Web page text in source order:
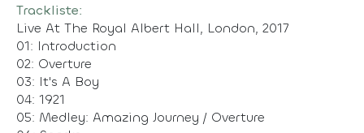
Trackliste:
Live At The Royal Albert Hall, London, 2017
01: Introduction
02: Overture
03: It's A Boy
04: 1921
05: Medley: Amazing Journey / Overture